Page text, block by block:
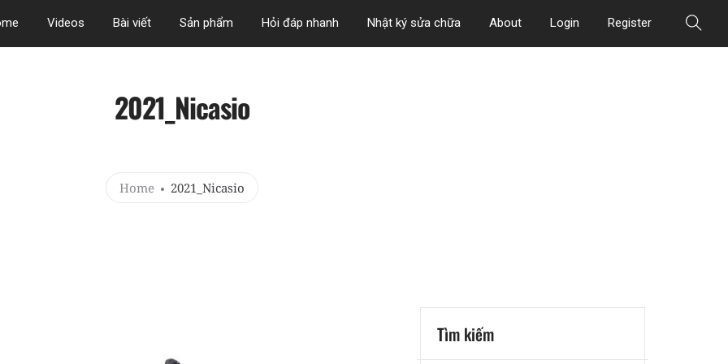
Videos Bài viết Sản phẩm Hỏi đáp nhanh Nhật ký sửa chữa About Login Register
2021_Nicasio
Home 2021_Nicasio
Tìm kiếm